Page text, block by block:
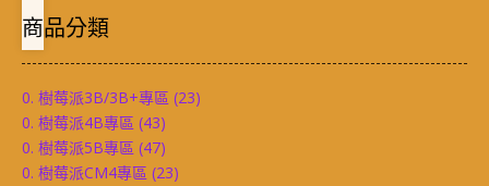
商品分類
0. 樹莓派3B/3B+專區 (23)
0. 樹莓派4B專區 (43)
0. 樹莓派5B專區 (47)
0. 樹莓派CM4專區 (23)